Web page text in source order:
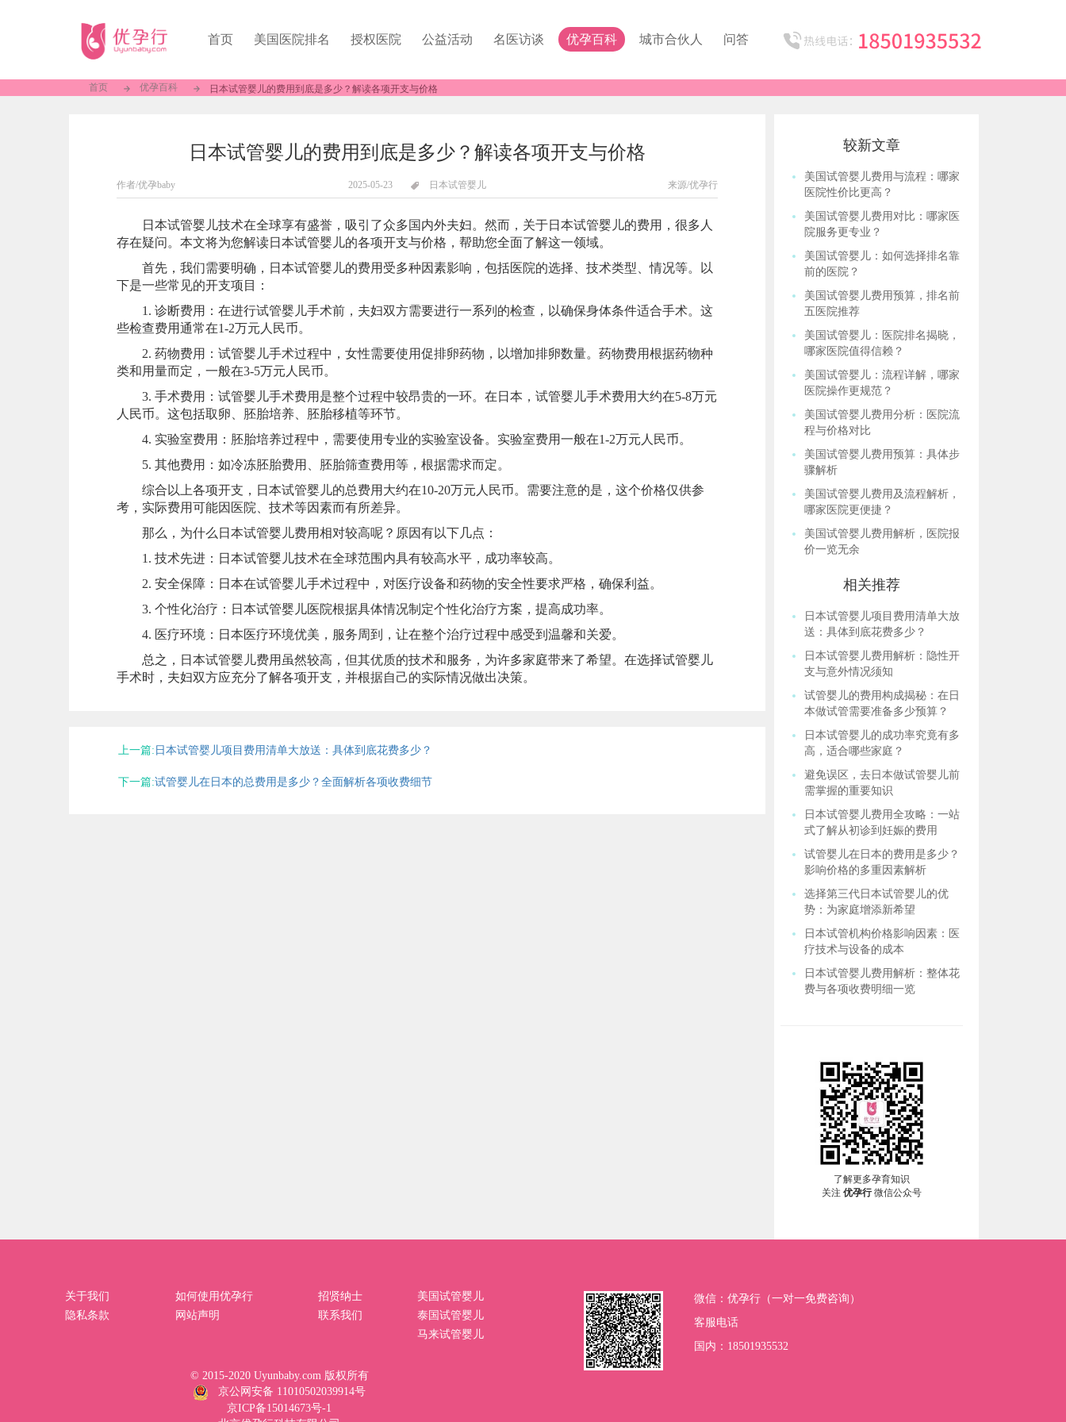
首页 美国医院排名 授权医院 公益活动 名医访谈 优孕百科 城市合伙人 问答
首页 优孕百科 日本试管婴儿的费用到底是多少？解读各项开支与价格
日本试管婴儿的费用到底是多少？解读各项开支与价格
作者/优孕baby 2025-05-23 日本试管婴儿 来源/优孕行
日本试管婴儿技术在全球享有盛誉，吸引了众多国内外夫妇。然而，关于日本试管婴儿的费用，很多人
存在疑问。本文将为您解读日本试管婴儿的各项开支与价格，帮助您全面了解这一领域。
首先，我们需要明确，日本试管婴儿的费用受多种因素影响，包括医院的选择、技术类型、情况等。以
下是一些常见的开支项目：
1. 诊断费用：在进行试管婴儿手术前，夫妇双方需要进行一系列的检查，以确保身体条件适合手术。这
些检查费用通常在1-2万元人民币。
2. 药物费用：试管婴儿手术过程中，女性需要使用促排卵药物，以增加排卵数量。药物费用根据药物种
类和用量而定，一般在3-5万元人民币。
3. 手术费用：试管婴儿手术费用是整个过程中较昂贵的一环。在日本，试管婴儿手术费用大约在5-8万元
人民币。这包括取卵、胚胎培养、胚胎移植等环节。
4. 实验室费用：胚胎培养过程中，需要使用专业的实验室设备。实验室费用一般在1-2万元人民币。
5. 其他费用：如冷冻胚胎费用、胚胎筛查费用等，根据需求而定。
综合以上各项开支，日本试管婴儿的总费用大约在10-20万元人民币。需要注意的是，这个价格仅供参
考，实际费用可能因医院、技术等因素而有所差异。
那么，为什么日本试管婴儿费用相对较高呢？原因有以下几点：
1. 技术先进：日本试管婴儿技术在全球范围内具有较高水平，成功率较高。
2. 安全保障：日本在试管婴儿手术过程中，对医疗设备和药物的安全性要求严格，确保利益。
3. 个性化治疗：日本试管婴儿医院根据具体情况制定个性化治疗方案，提高成功率。
4. 医疗环境：日本医疗环境优美，服务周到，让在整个治疗过程中感受到温馨和关爱。
总之，日本试管婴儿费用虽然较高，但其优质的技术和服务，为许多家庭带来了希望。在选择试管婴儿
手术时，夫妇双方应充分了解各项开支，并根据自己的实际情况做出决策。
上一篇: 日本试管婴儿项目费用清单大放送：具体到底花费多少？
下一篇:试管婴儿在日本的总费用是多少？全面解析各项收费细节
较新文章
美国试管婴儿费用与流程：哪家
医院性价比更高？
美国试管婴儿费用对比：哪家医
院服务更专业？
美国试管婴儿：如何选择排名靠
前的医院？
美国试管婴儿费用预算，排名前
五医院推荐
美国试管婴儿：医院排名揭晓，
哪家医院值得信赖？
美国试管婴儿：流程详解，哪家
医院操作更规范？
美国试管婴儿费用分析：医院流
程与价格对比
美国试管婴儿费用预算：具体步
骤解析
美国试管婴儿费用及流程解析，
哪家医院更便捷？
美国试管婴儿费用解析，医院报
价一览无余
相关推荐
日本试管婴儿项目费用清单大放
送：具体到底花费多少？
日本试管婴儿费用解析：隐性开
支与意外情况须知
试管婴儿的费用构成揭秘：在日
本做试管需要准备多少预算？
日本试管婴儿的成功率究竟有多
高，适合哪些家庭？
避免误区，去日本做试管婴儿前
需掌握的重要知识
日本试管婴儿费用全攻略：一站
式了解从初诊到妊娠的费用
试管婴儿在日本的费用是多少？
影响价格的多重因素解析
选择第三代日本试管婴儿的优
势：为家庭增添新希望
日本试管机构价格影响因素：医
疗技术与设备的成本
日本试管婴儿费用解析：整体花
费与各项收费明细一览
了解更多孕育知识
关注 优孕行微信公众号
关于我们
隐私条款
如何使用优孕行
网站声明
招贤纳士
联系我们
美国试管婴儿
泰国试管婴儿
马来试管婴儿
© 2015-2020 Uyunbaby.com 版权所有
京公网安备 11010502039914号
京ICP备15014673号-1
微信：优孕行（一对一免费咨询）
客服电话
国内：18501935532